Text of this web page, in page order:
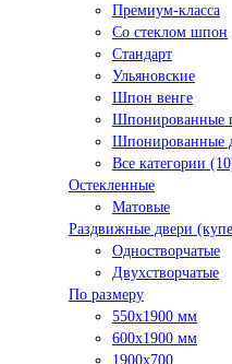
Премиум-класса
Со стеклом шпон
Стандарт
Ульяновские
Шпон венге
Шпонированные
Шпонированные
Все категории
Остекленные
Матовые
Раздвижные двери
Одностворчатые
Двухстворчатые
По размеру
550x1900 мм
600x1900 мм
1900х700